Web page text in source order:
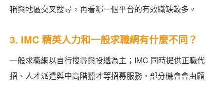
稱與地區交叉搜尋，再看哪一個平台的有效職缺較多。
3. IMC 精英人力和一般求職網有什麼不同？
一般求職網以自行搜尋與投遞為主；IMC 同時提供正職代
招、人才派遣與中高階獵才等招募服務，部分機會會由顧